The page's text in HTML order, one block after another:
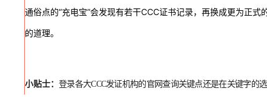
通俗点的“充电宝”会发现有若干CCC证书记录，再换成更为正式
的道理。
小贴士： 登录各大CCC发证机构的官网查询关键点还是在关键字的